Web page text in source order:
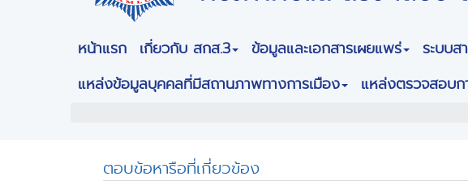
หน้าแรก เกี่ยวกับ สกส.3 ข้อมูลและเอกสารเผยแพร่ ระบบส
แหล่งข้อมูลบุคคลที่มีสถานภาพทางการเมือง
แหล่งตรวจสอบก
ตอบข้อหารือที่เกี่ยวข้อง